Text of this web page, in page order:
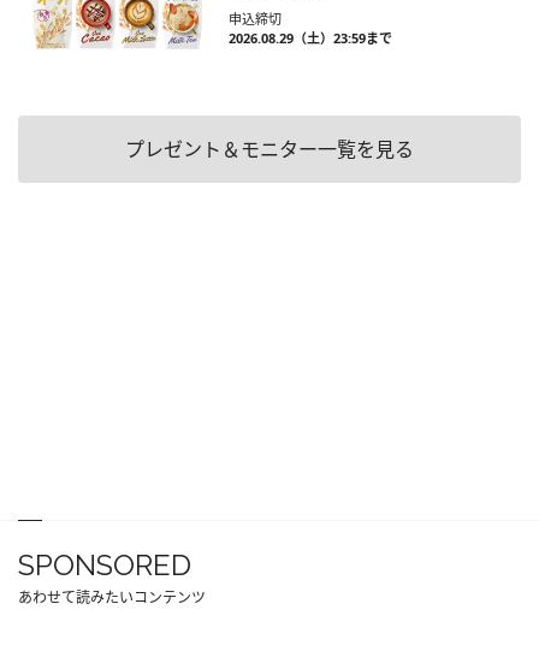
申込締切
2026.08.29（土）23:59まで
プレゼント＆モニター一覧を見る
SPONSORED
あわせて読みたいコンテンツ